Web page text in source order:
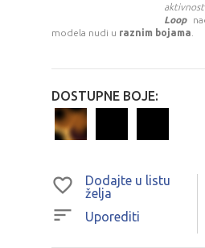
Loop
modela nudi u raznim bojama
DOSTUPNE BOJE:
Dodajte u listu
želja
Uporediti